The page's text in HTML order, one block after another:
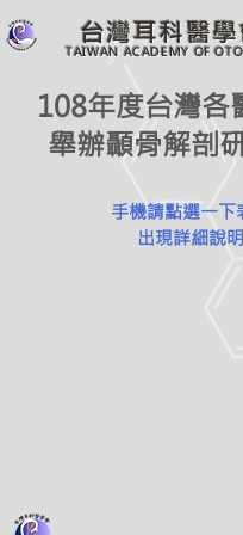
台灣耳科醫學
TAIWAN ACADEMY OF
108年度台灣各
舉辦顳骨解剖
手機請點選一下
出現詳細說明